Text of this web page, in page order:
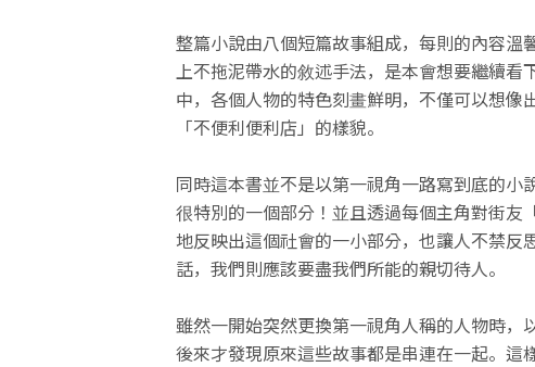
整篇小說由八個短篇故事組成，每則的內容
上不拖泥帶水的敘述手法，是本會想要繼續
中，各個人物的特色刻畫鮮明，不僅可以想
「不便利便利店」的樣貌。
同時這本書並不是以第一視角一路寫到底的
很特別的一個部分！並且透過每個主角對街
地反映出這個社會的一小部分，也讓人不禁
話，我們則應該要盡我們所能的親切待人。
雖然一開始突然更換第一視角人稱的人物時
後來才發現原來這些故事都是串連在一起。